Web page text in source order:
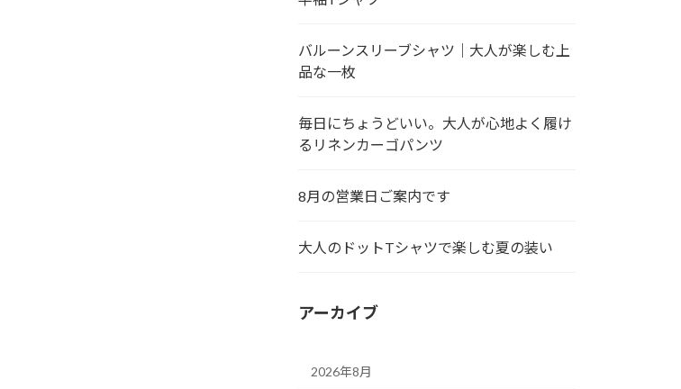
バルーンスリーブシャツ｜大人が楽しむ上
品な一枚
毎日にちょうどいい。大人が心地よく履け
るリネンカーゴパンツ
8月の営業日ご案内です
大人のドットTシャツで楽しむ夏の装い
アーカイブ
2026年8月